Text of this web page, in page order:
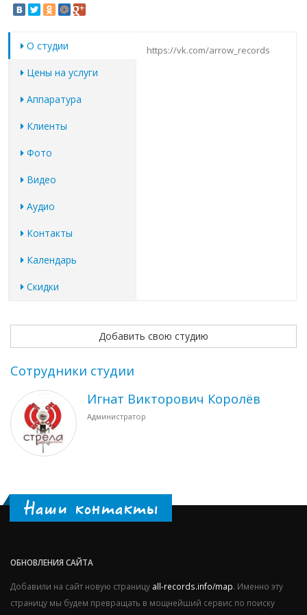
О студии
Цены на услуги
Аппаратура
Клиенты
Фото
Видео
Аудио
Контакты
Календарь
Скидки
https://vk.com/arrow_records
Добавить свою студию
Сотрудники студии
Игнат Викторович Королёв
Администратор
Наши контакты
ОБНОВЛЕНИЯ САЙТА
Добавили на сайт новую страницу all-records.info/map. Именно эту
страницу мы будем превращать в мощнейший сервис по поиску